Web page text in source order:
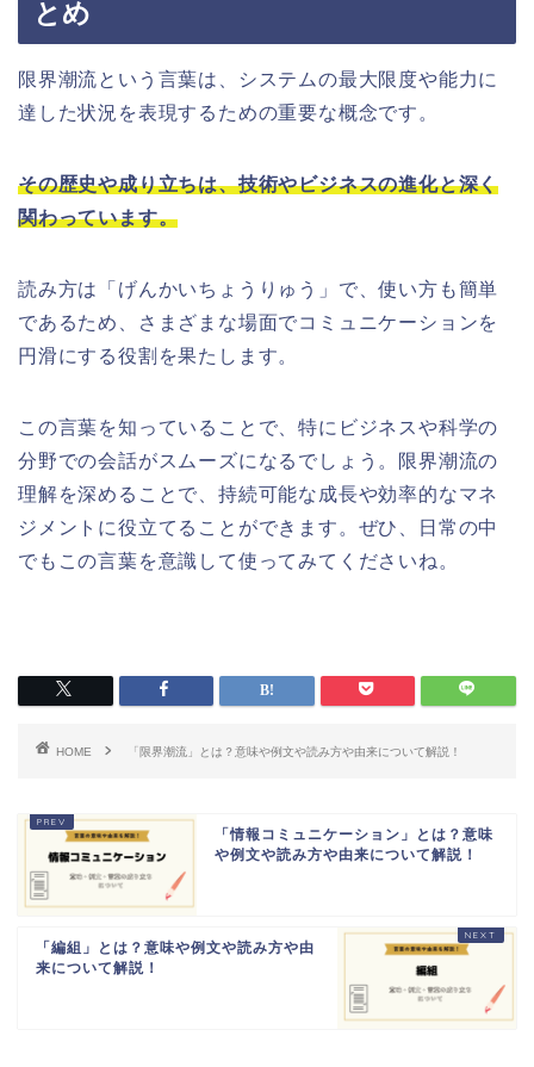
とめ
限界潮流という言葉は、システムの最大限度や能力に
達した状況を表現するための重要な概念です。
その歴史や成り立ちは、技術やビジネスの進化と深く
関わっています。
読み方は「げんかいちょうりゅう」で、使い方も簡単
であるため、さまざまな場面でコミュニケーションを
円滑にする役割を果たします。
この言葉を知っていることで、特にビジネスや科学の
分野での会話がスムーズになるでしょう。限界潮流の
理解を深めることで、持続可能な成長や効率的なマネ
ジメントに役立てることができます。ぜひ、日常の中
でもこの言葉を意識して使ってみてくださいね。
HOME 「限界潮流」とは？意味や例文や読み方や由来について解説！
「情報コミュニケーション」とは？意味
や例文や読み方や由来について解説！
「編組」とは？意味や例文や読み方や由
来について解説！